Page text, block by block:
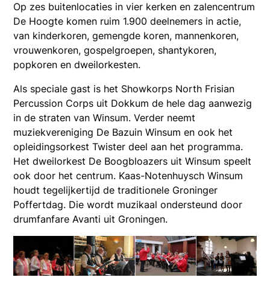
Op zes buitenlocaties in vier kerken en zalencentrum
De Hoogte komen ruim 1.900 deelnemers in actie,
van kinderkoren, gemengde koren, mannenkoren,
vrouwenkoren, gospelgroepen, shantykoren,
popkoren en dweilorkesten.
Als speciale gast is het Showkorps North Frisian
Percussion Corps uit Dokkum de hele dag aanwezig
in de straten van Winsum. Verder neemt
muziekvereniging De Bazuin Winsum en ook het
opleidingsorkest Twister deel aan het programma.
Het dweilorkest De Boogbloazers uit Winsum speelt
ook door het centrum. Kaas-Notenhuysch Winsum
houdt tegelijkertijd de traditionele Groninger
Poffertdag. Die wordt muzikaal ondersteund door
drumfanfare Avanti uit Groningen.